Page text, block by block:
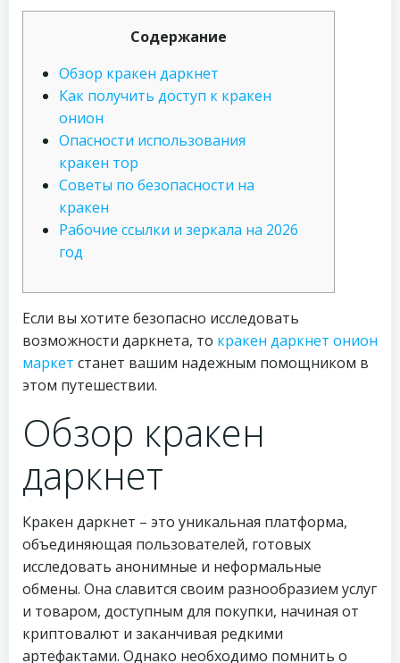
Содержание
Обзор кракен даркнет
Как получить доступ к кракен
онион
Опасности использования
кракен тор
Советы по безопасности на
кракен
Рабочие ссылки и зеркала на 2026
год
Если вы хотите безопасно исследовать
возможности даркнета, то кракен даркнет онион
маркет станет вашим надежным помощником в
этом путешествии.
Обзор кракен
даркнет
Кракен даркнет – это уникальная платформа,
объединяющая пользователей, готовых
исследовать анонимные и неформальные
обмены. Она славится своим разнообразием услуг
и товаром, доступным для покупки, начиная от
криптовалют и заканчивая редкими
артефактами. Однако необходимо помнить о